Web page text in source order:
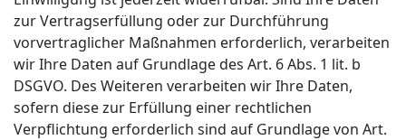
zur Vertragserfüllung oder zur Durchführung
vorvertraglicher Maßnahmen erforderlich, verarbeiten
wir Ihre Daten auf Grundlage des Art. 6 Abs. 1 lit. b
DSGVO. Des Weiteren verarbeiten wir Ihre Daten,
sofern diese zur Erfüllung einer rechtlichen
Verpflichtung erforderlich sind auf Grundlage von Art.